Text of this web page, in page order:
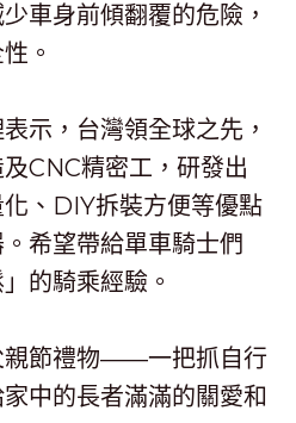
車身前傾翻覆的危險，
。
示，台灣領全球之先，
CNC精密工，研發出
、DIY拆裝方便等優點
希望帶給單車騎士們
的騎乘經驗。
親節禮物——一把抓自行
中的長者滿滿的關愛和